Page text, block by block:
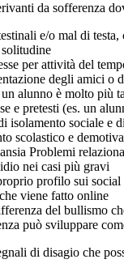
da sofferenza
e/o mal di
per attività del
degli amici o
alunno è molto più
e pretesti (es. un
isolamento sociale e
scolastico e
Problemi
nei casi più gravi
profilo sui
viene fatto online
del bullismo
può sviluppare
di disagio che